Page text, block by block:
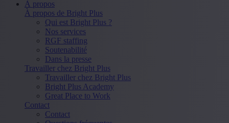
À propos
À propos de Bright Plus
Qui est Bright Plus ?
Nos services
RGF staffing
Soutenabilité
Dans la presse
Travailler chez Bright Plus
Travailler chez Bright Plus
Bright Plus Academy
Great Place to Work
Contact
Contact